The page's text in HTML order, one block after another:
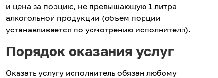
и цена за порцию, не превышающую 1 литра
алкогольной продукции (объем порции
устанавливается по усмотрению исполнителя).
Порядок оказания услуг
Оказать услугу исполнитель обязан любому